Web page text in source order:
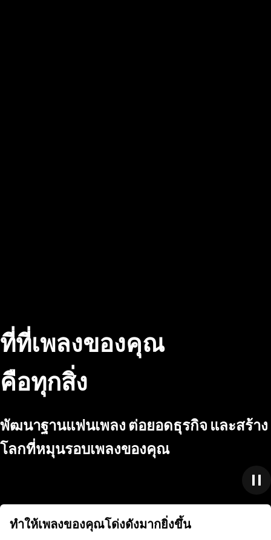
ที่ที่เพลงของคุณ
คือทุกสิ่ง
พัฒนาฐานแฟนเพลง ต่อยอดธุรกิจ และสร้าง
โลกที่หมุนรอบเพลงของคุณ
ทำให้เพลงของคุณโด่งดังมากยิ่งขึ้น
ทำให้เพลงของคุณโด่งดังมากยิ่งขึ้น